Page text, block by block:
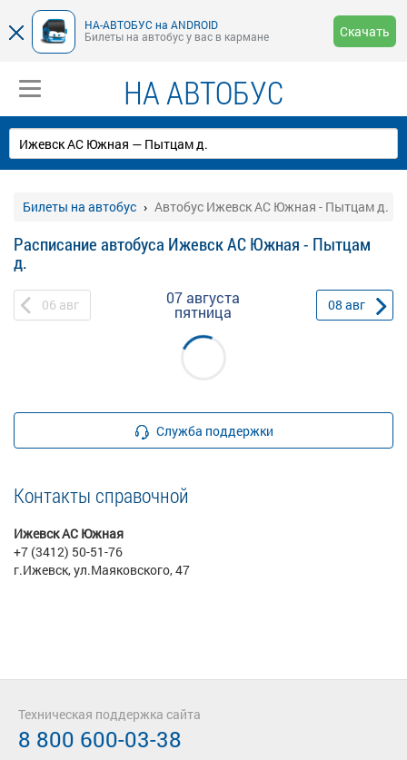
НА-АВТОБУС на ANDROID
Билеты на автобус у вас в кармане
Скачать
НА АВТОБУС
Билеты на автобус Автобус Ижевск АС Южная - Пытцам д.
Расписание автобуса Ижевск АС Южная - Пытцам
д.
06 авг 07 августа
пятница 08 авг
Служба поддержки
Контакты справочной
Ижевск АС Южная
+7 (3412) 50-51-76
г.Ижевск, ул.Маяковского, 47
Техническая поддержка сайта
8 800 600-03-38